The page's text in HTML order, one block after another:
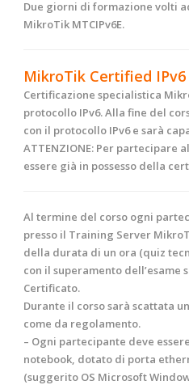
Due giorni di formazione volti
MikroTik MTCIPv6E.
MikroTik Certified
Certificazione specialistica
protocollo IPv6. Alla fine del
con il protocollo IPv6 e sarà
ATTENZIONE: Per partecipare
essere già in possesso della
Al termine del corso ogni
presso il Training Server
della durata di un ora (quiz
con il superamento dell’esame
Certificato.
Durante il corso sarà scattata
come da regolamento.
– Ogni partecipante deve
notebook, dotato di porta
(suggerito OS Microsoft